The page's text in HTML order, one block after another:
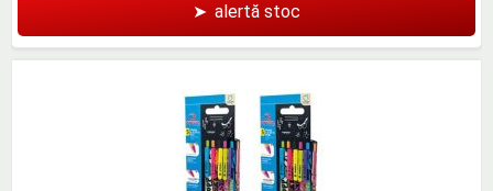
➤ alertă stoc